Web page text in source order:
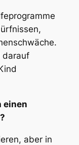
darauf
einen
aber in